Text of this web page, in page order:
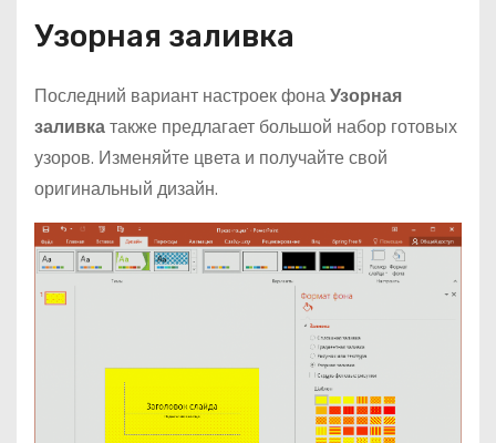
Узорная заливка
Последний вариант настроек фонаУзорная
заливкатакже предлагает большой набор готовых
узоров. Изменяйте цвета и получайте свой
оригинальный дизайн.